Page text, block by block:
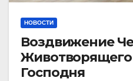
НОВОСТИ
Воздвижение
Животворящего
Господня